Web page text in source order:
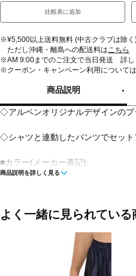
比較表に追加
※¥5,500以上送料無料 (中古クラブは除く
ただし沖縄・離島への配送料はこちら
※AM 9:00までのご注文で当日発送 詳し
※クーポン・キャンペーン利用については
商品説明
◇アルペンオリジナルデザインのプ
◇シャツと連動したパンツでセット
■カラー(メーカー表記):
ネイビー(NVSV:ネイビー×シルバー)
■生産国:ベトナム
■メーカー型番：DV5SHPA2UB
商品説明を詳しく見る
よく一緒に見られている